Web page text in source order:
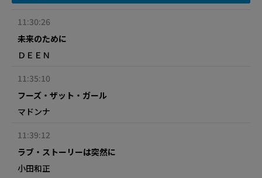
11:30:26
未来のために
ＤＥＥＮ
11:35:10
フーズ・ザット・ガール
マドンナ
11:39:12
ラブ・ストーリーは突然に
小田和正